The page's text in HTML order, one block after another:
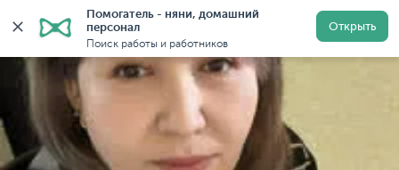
Помогатель - няни, домашний
персонал
Поиск работы и работников
Открыть
Главная Домработницы Домработницы в Москве